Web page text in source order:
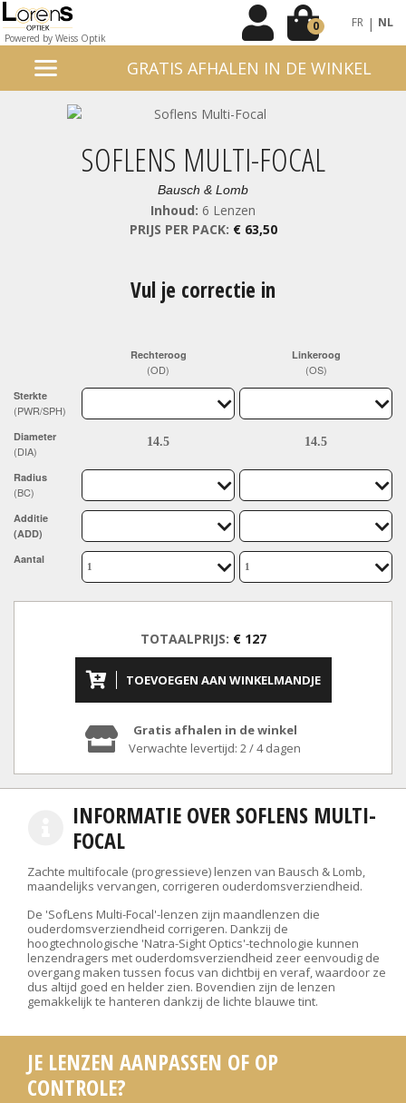
Powered by Weiss Optik
0 FR | NL
GRATIS AFHALEN IN DE WINKEL
SOFLENS MULTI-FOCAL
Bausch & Lomb
Inhoud: 6 Lenzen
PRIJS PER PACK: € 63,50
Vul je correctie in
Sterkte
(PWR/SPH)
Diameter
(DIA)
Radius
(BC)
Additie
(ADD)
Aantal
Rechteroog
(OD)
Linkeroog
(OS)
TOTAALPRIJS: € 127
TOEVOEGEN AAN WINKELMANDJE
Gratis afhalen in de winkel
Verwachte levertijd: 2 / 4 dagen
INFORMATIE OVER SOFLENS MULTI-
FOCAL
Zachte multifocale (progressieve) lenzen van Bausch & Lomb,
maandelijks vervangen, corrigeren ouderdomsverziendheid.
De 'SofLens Multi-Focal'-lenzen zijn maandlenzen die
ouderdomsverziendheid corrigeren. Dankzij de
hoogtechnologische 'Natra-Sight Optics'-technologie kunnen
lenzendragers met ouderdomsverziendheid zeer eenvoudig de
overgang maken tussen focus van dichtbij en veraf, waardoor ze
dus altijd goed en helder zien. Bovendien zijn de lenzen
gemakkelijk te hanteren dankzij de lichte blauwe tint.
JE LENZEN AANPASSEN OF OP
CONTROLE?